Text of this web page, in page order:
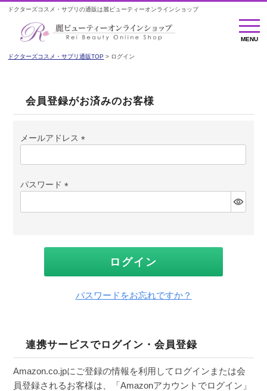
ドクターズコスメ・サプリの通販は麗ビューティーオンラインショップ
MENU
MENU
ドクターズコスメ・サプリ通販TOP ログイン
会員登録がお済みのお客様
メールアドレス
須)
パスワード
須)
ログイン
パスワードをお忘れですか？
連携サービスでログイン・会員登録
Amazon.co.jpにご登録の情報を利用してログインまたは会
員登録されるお客様は、「Amazonアカウントでログイン」